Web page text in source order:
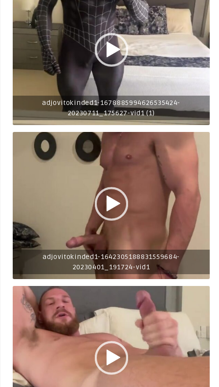
adjovitokinded1-1678885994626535424-
20230711_175627-vid1 (1)
adjovitokinded1-1642305188831559684-
20230401_191724-vid1